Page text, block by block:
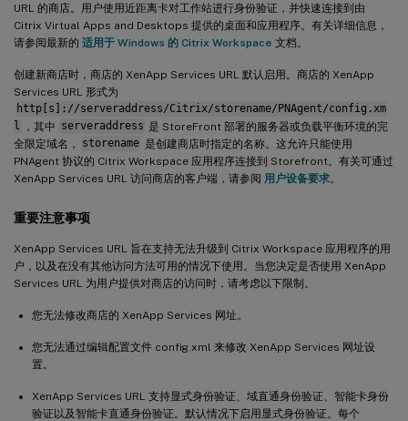
URL 的商店。用户使用近距离卡对工作站进行身份验证，并快速连接到由
Citrix Virtual Apps and Desktops 提供的桌面和应用程序。有关详细信息，
请参阅最新的 适用于 Windows 的 Citrix Workspace 文档。
创建新商店时，商店的 XenApp Services URL 默认启用。商店的 XenApp
Services URL 形式为
http[s]://serveraddress/Citrix/storename/PNAgent/config.xm
l
，其中 serveraddress 是 StoreFront 部署的服务器或负载平衡环境的完
全限定域名，
storename 是创建商店时指定的名称。这允许只能使用
PNAgent 协议的 Citrix Workspace 应用程序连接到 Storefront。有关可通过
XenApp Services URL 访问商店的客户端，请参阅 用户设备要求。
重要注意事项
XenApp Services URL 旨在支持无法升级到 Citrix Workspace 应用程序的用
户，以及在没有其他访问方法可用的情况下使用。当您决定是否使用 XenApp
Services URL 为用户提供对商店的访问时，请考虑以下限制。
您无法修改商店的 XenApp Services 网址。
您无法通过编辑配置文件 config.xml 来修改 XenApp Services 网址设
置。
XenApp Services URL 支持显式身份验证、域直通身份验证、智能卡身份
验证以及智能卡直通身份验证。默认情况下启用显式身份验证。每个